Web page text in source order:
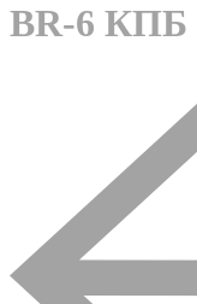
BR-6 КПБ